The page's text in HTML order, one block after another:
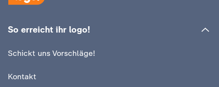
So erreicht ihr logo!
Schickt uns Vorschläge!
Kontakt